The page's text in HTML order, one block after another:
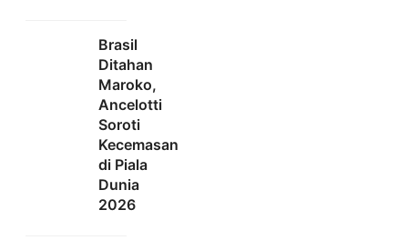
Brasil
Ditahan
Maroko,
Ancelotti
Soroti
Kecemasan
di Piala
Dunia
2026